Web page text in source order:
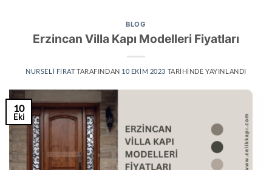
BLOG
Erzincan Villa Kapı Modelleri Fiyatları
NURSELI FIRATTARAFINDAN 10 EKIM 2023 TARIHINDE YAYINLANDI
10
Eki